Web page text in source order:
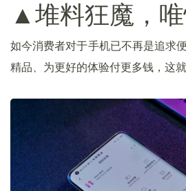
▲堆料狂魔，
如今消费者对于手机已不再是追求
精品、为更好的体验付更多钱，这